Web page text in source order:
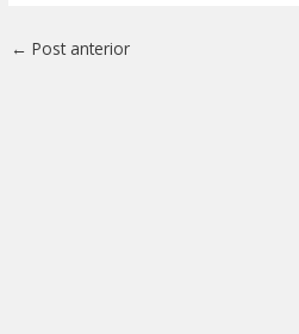
← Post anterior